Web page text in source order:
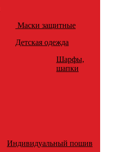
Маски защитные
Детская одежда
Шарфы,
шапки
Индивидуальный пошив